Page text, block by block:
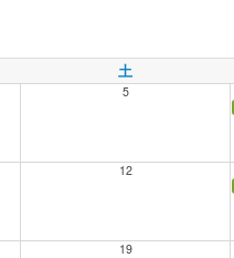
土
5
12
19